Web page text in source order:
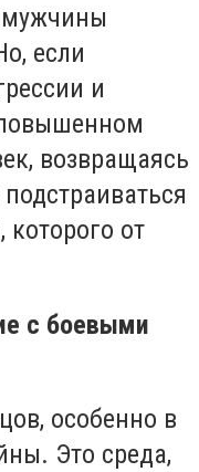
если
и
возвращаясь
которого от
с боевыми
особенно в
Это среда,